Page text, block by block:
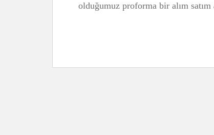
olduğumuz proforma bir alım